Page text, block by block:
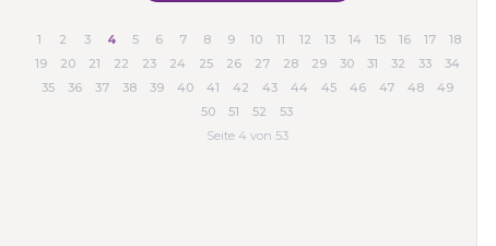
1 2 3 4 5 6 7 8 9 10 11 12 13 14 15 16 17
18
19
20 21 22 23 24 25 26 27 28 29 30 31 32 33
34
35
36 37 38 39 40 41 42 43 44 45 46 47 48
49
50
51 52
53
Seite 4 von 53